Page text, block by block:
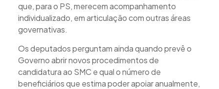
que, para o PS, merecem acompanhamento
individualizado, em articulação com outras áreas
governativas.
Os deputados perguntam ainda quando prevê o
Governo abrir novos procedimentos de
candidatura ao SMC e qual o número de
beneficiários que estima poder apoiar anualmente,